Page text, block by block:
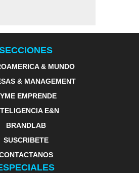
& MUNDO
& MANAGEMENT
EMPRENDE
E&N
BRANDLAB
SUSCRIBETE